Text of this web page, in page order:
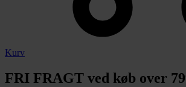
Kurv
FRI FRAGT ved køb over